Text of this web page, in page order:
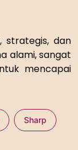
strategis, dan
alami, sangat
mencapai
Sharp